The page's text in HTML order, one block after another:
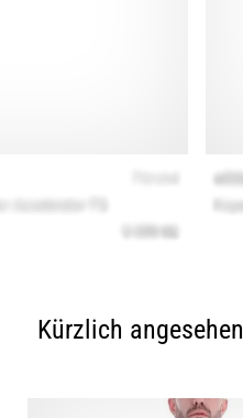
Kürzlich